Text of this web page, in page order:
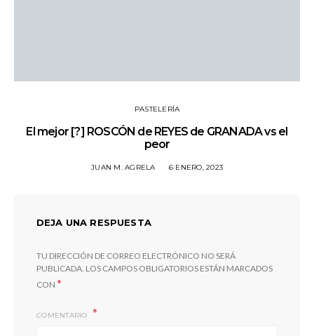
PASTELERÍA
El mejor [?] ROSCÓN de REYES de GRANADA vs el
peor
JUAN M. AGRELA 6 ENERO, 2023
DEJA UNA RESPUESTA
TU DIRECCIÓN DE CORREO ELECTRÓNICO NO SERÁ
PUBLICADA. LOS CAMPOS OBLIGATORIOS ESTÁN MARCADOS
CON *
COMENTARIO